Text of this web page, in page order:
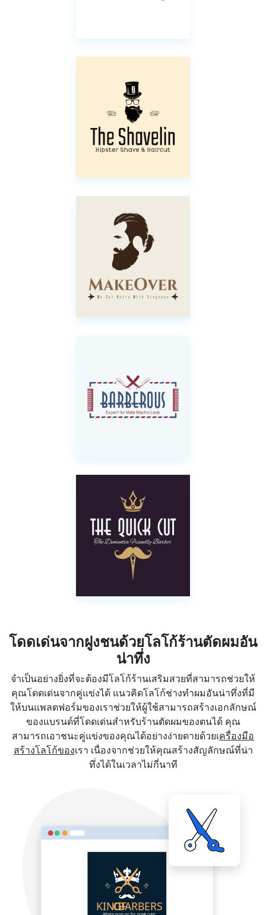
โดดเด่นจากฝูงชนด้วยโลโก้ร้านตัดผมอัน
น่าทึ่ง
จำเป็นอย่างยิ่งที่จะต้องมีโลโก้ร้านเสริมสวยที่สามารถช่วยให้
คุณโดดเด่นจากคู่แข่งได้ แนวคิดโลโก้ช่างทำผมอันน่าทึ่งที่มี
ให้บนแพลตฟอร์มของเราช่วยให้ผู้ใช้สามารถสร้างเอกลักษณ์
ของแบรนด์ที่โดดเด่นสำหรับร้านตัดผมของตนได้ คุณ
สามารถเอาชนะคู่แข่งของคุณได้อย่างง่ายดายด้วยเครื่องมือ
สร้างโลโก้ของเรา เนื่องจากช่วยให้คุณสร้างสัญลักษณ์ที่น่า
ทึ่งได้ในเวลาไม่กี่นาที